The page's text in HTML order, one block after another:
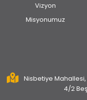
Vizyon
Misyonumuz
Nisbetiye
4/2